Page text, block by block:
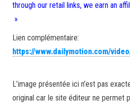
through our retail links, we earn an
»
Lien complémentaire:
https://www.dailymotion.com/
L’image présentée ici n’est pas
original car le site éditeur ne permet